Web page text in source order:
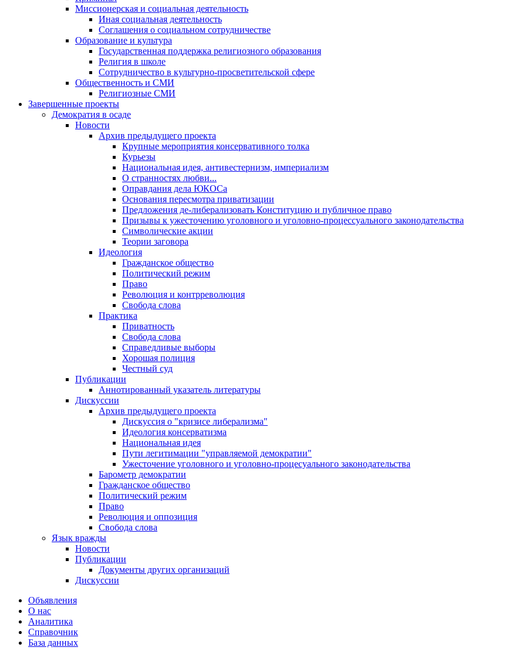
Миссионерская и социальная деятельность
Иная социальная деятельность
Соглашения о социальном сотрудничестве
Образование и культура
Государственная поддержка религиозного образования
Религия в школе
Сотрудничество в культурно-просветительской сфере
Общественность и СМИ
Религиозные СМИ
Завершенные проекты
Демократия в осаде
Новости
Архив предыдущего проекта
Крупные мероприятия консервативного толка
Курьезы
Национальная идея, антивестернизм, империализм
О странностях любви...
Оправдания дела ЮКОСа
Основания пересмотра приватизации
Предложения де-либерализовать Конституцию и публичное право
Призывы к ужесточению уголовного и уголовно-процессуального законодательства
Символические акции
Теории заговора
Идеология
Гражданское общество
Политический режим
Право
Революция и контрреволюция
Свобода слова
Практика
Приватность
Свобода слова
Справедливые выборы
Хорошая полиция
Честный суд
Публикации
Аннотированный указатель литературы
Дискуссии
Архив предыдущего проекта
Дискуссия о "кризисе либерализма"
Идеология консерватизма
Национальная идея
Пути легитимации "управляемой демократии"
Ужесточение уголовного и уголовно-процесуального законодательства
Барометр демократии
Гражданское общество
Политический режим
Право
Революция и оппозиция
Свобода слова
Язык вражды
Новости
Публикации
Документы других организаций
Дискуссии
Объявления
О нас
Аналитика
Справочник
База данных